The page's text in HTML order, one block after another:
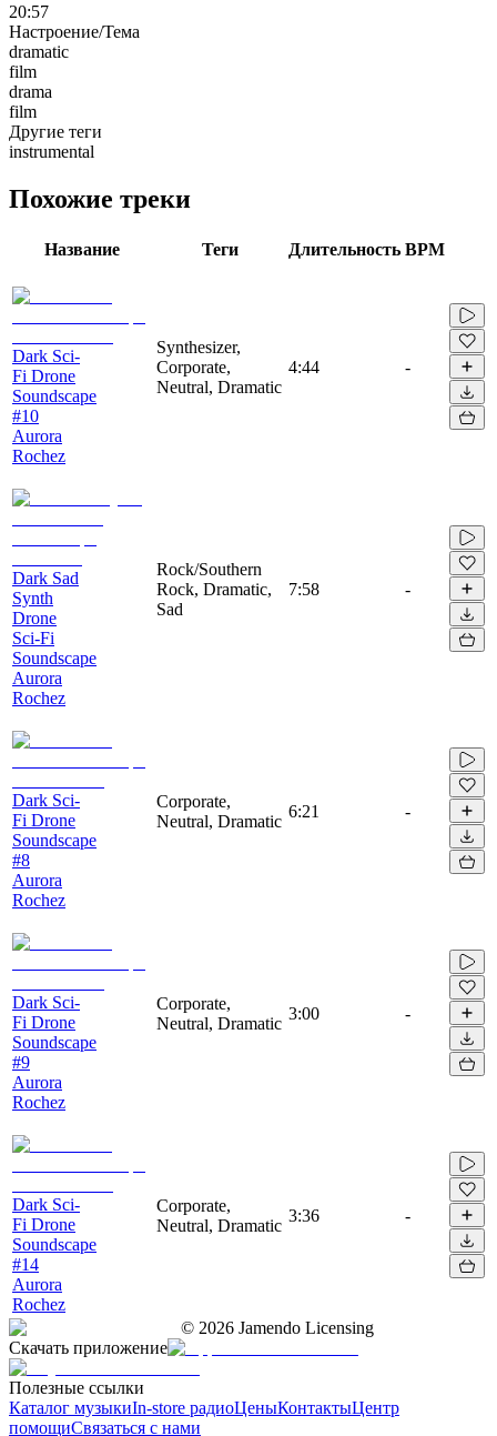
20:57
Настроение/Тема
dramatic
film
drama
film
Другие теги
instrumental
Похожие треки
Название Теги Длительность BPM
Dark Sci-
Fi Drone
Soundscape
#10
Aurora
Rochez
Synthesizer,
Corporate,
Neutral, Dramatic
4:44 -
Dark Sad
Synth
Drone
Sci-Fi
Soundscape
Aurora
Rochez
Rock/Southern
Rock, Dramatic,
Sad
7:58 -
Dark Sci-
Fi Drone
Soundscape
#8
Aurora
Rochez
Corporate,
Neutral, Dramatic
6:21 -
Dark Sci-
Fi Drone
Soundscape
#9
Aurora
Rochez
Corporate,
Neutral, Dramatic
3:00 -
Dark Sci-
Fi Drone
Soundscape
#14
Aurora
Rochez
Corporate,
Neutral, Dramatic
3:36 -
© 2026 Jamendo Licensing
Скачать приложение
Полезные ссылки
Каталог музыкиIn-store радиоЦеныКонтактыЦентр
помощиСвязаться с нами